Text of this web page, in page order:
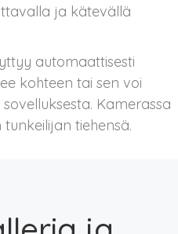
ja kätevällä
automaattisesti
kohteen tai sen voi
Kamerassa
tiehensä.